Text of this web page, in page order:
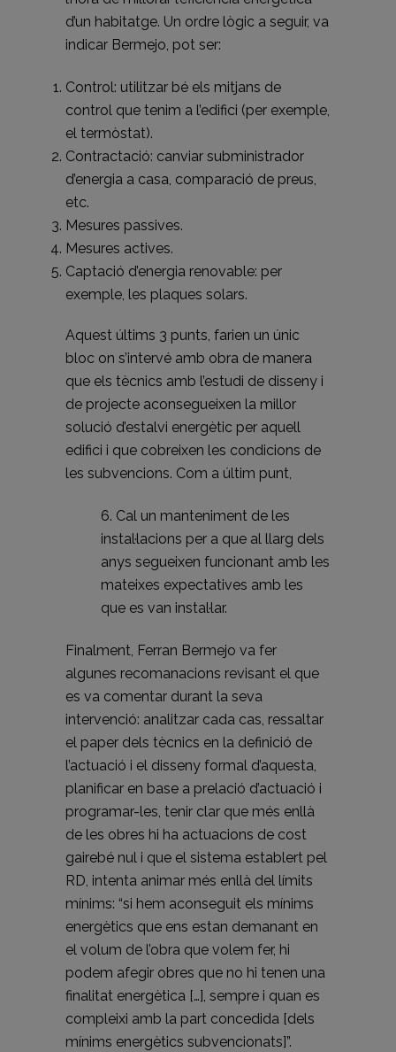
d’un habitatge. Un ordre lògic a seguir, va
indicar Bermejo, pot ser:
Control: utilitzar bé els mitjans de
control que tenim a l’edifici (per exemple,
el termòstat).
Contractació: canviar subministrador
d’energia a casa, comparació de preus,
etc.
Mesures passives.
Mesures actives.
Captació d’energia renovable: per
exemple, les plaques solars.
Aquest últims 3 punts, farien un únic
bloc on s’intervé amb obra de manera
que els tècnics amb l’estudi de disseny i
de projecte aconsegueixen la millor
solució d’estalvi energètic per aquell
edifici i que cobreixen les condicions de
les subvencions. Com a últim punt,
6. Cal un manteniment de les
instal·lacions per a que al llarg dels
anys segueixen funcionant amb les
mateixes expectatives amb les
que es van instal·lar.
Finalment, Ferran Bermejo va fer
algunes recomanacions revisant el que
es va comentar durant la seva
intervenció: analitzar cada cas, ressaltar
el paper dels tècnics en la definició de
l’actuació i el disseny formal d’aquesta,
planificar en base a prelació d’actuació i
programar-les, tenir clar que més enllà
de les obres hi ha actuacions de cost
gairebé nul i que el sistema establert pel
RD, intenta animar més enllà del límits
mínims: “si hem aconseguit els mínims
energètics que ens estan demanant en
el volum de l’obra que volem fer, hi
podem afegir obres que no hi tenen una
finalitat energètica […], sempre i quan es
compleixi amb la part concedida [dels
mínims energètics subvencionats]”.